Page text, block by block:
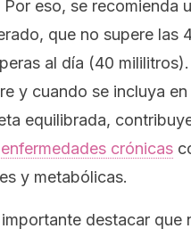
eso, se recomienda
que no supere las
al día (40
y cuando se incluya en
equilibrada,
crónicas
y metabólicas.
destacar que